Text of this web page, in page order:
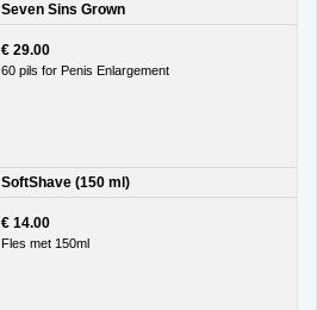
Seven Sins Grown
€ 29.00
60 pils for Penis Enlargement
SoftShave (150 ml)
€ 14.00
Fles met 150ml